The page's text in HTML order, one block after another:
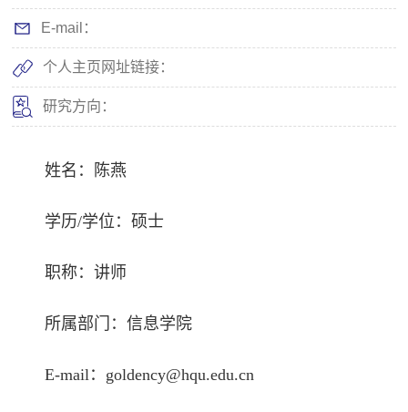
E-mail：
个人主页网址链接：
研究方向：
姓名：陈燕
学历/学位：硕士
职称：讲师
所属部门：信息学院
E-mail： goldency@hqu.edu.cn